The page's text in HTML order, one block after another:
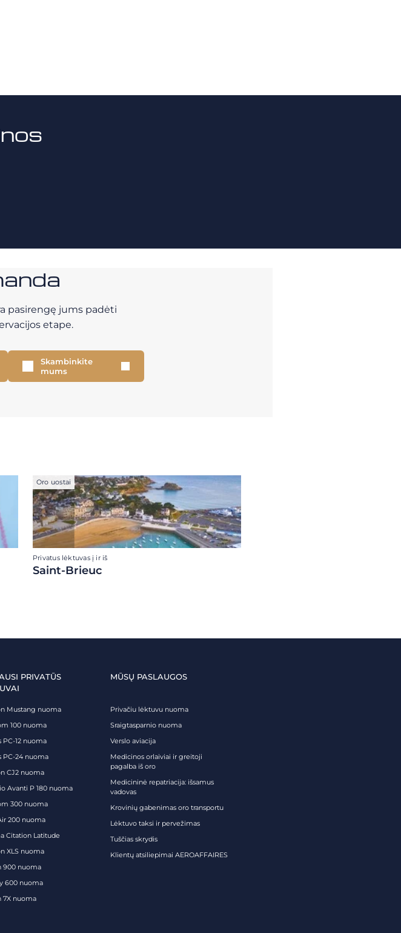
pasirengę jums padėti
etape.
Skambinkite
mums
Oro uostai
Privatus lėktuvas į ir iš
Saint-Brieuc
PRIVATŪS
Mustang nuoma
100 nuoma
PC-12 nuoma
PC-24 nuoma
CJ2 nuoma
Avanti P 180 nuoma
300 nuoma
200 nuoma
Citation Latitude
XLS nuoma
900 nuoma
600 nuoma
7X nuoma
MŪSŲ PASLAUGOS
Privačiu lėktuvu nuoma
Sraigtasparnio nuoma
Verslo aviacija
Medicinos orlaiviai ir greitoji
pagalba iš oro
Medicininė repatriacija: išsamus
vadovas
Krovinių gabenimas oro transportu
Lėktuvo taksi ir pervežimas
Tuščias skrydis
Klientų atsiliepimai AEROAFFAIRES